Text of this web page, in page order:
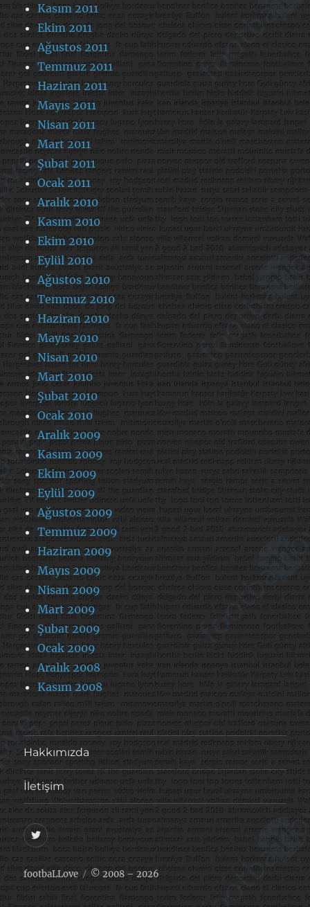
Kasım 2011
Ekim 2011
Ağustos 2011
Temmuz 2011
Haziran 2011
Mayıs 2011
Nisan 2011
Mart 2011
Şubat 2011
Ocak 2011
Aralık 2010
Kasım 2010
Ekim 2010
Eylül 2010
Ağustos 2010
Temmuz 2010
Haziran 2010
Mayıs 2010
Nisan 2010
Mart 2010
Şubat 2010
Ocak 2010
Aralık 2009
Kasım 2009
Ekim 2009
Eylül 2009
Ağustos 2009
Temmuz 2009
Haziran 2009
Mayıs 2009
Nisan 2009
Mart 2009
Şubat 2009
Ocak 2009
Aralık 2008
Kasım 2008
Hakkımızda
İletişim
@footballove
footbaLLove © 2008 – 2026